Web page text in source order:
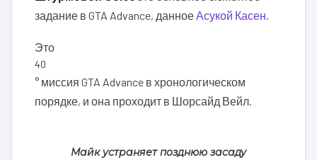
задание в GTA Advance, данноеАсукой Касен.
Это
40
° миссия GTA Advance в хронологическом
порядке, и она проходит в Шорсайд Вейл.
Майк устраняет позднюю засаду